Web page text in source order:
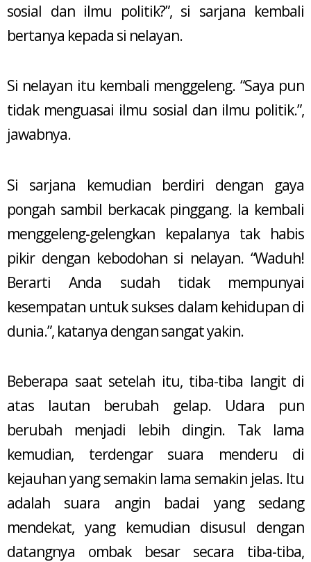
sosial dan ilmu politik?”, si sarjana kembali
bertanya kepada si nelayan.
Si nelayan itu kembali menggeleng. “Saya pun
tidak menguasai ilmu sosial dan ilmu politik.”,
jawabnya.
Si sarjana kemudian berdiri dengan gaya
pongah sambil berkacak pinggang. Ia kembali
menggeleng-gelengkan kepalanya tak habis
pikir dengan kebodohan si nelayan. “Waduh!
Berarti Anda sudah tidak mempunyai
kesempatan untuk sukses dalam kehidupan di
dunia.”, katanya dengan sangat yakin.
Beberapa saat setelah itu, tiba-tiba langit di
atas lautan berubah gelap. Udara pun
berubah menjadi lebih dingin. Tak lama
kemudian, terdengar suara menderu di
kejauhan yang semakin lama semakin jelas. Itu
adalah suara angin badai yang sedang
mendekat, yang kemudian disusul dengan
datangnya ombak besar secara tiba-tiba,